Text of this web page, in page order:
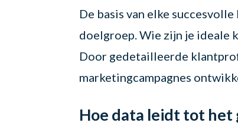
De basis van elke
doelgroep. Wie zijn je ideale
Door gedetailleerde
marketingcampagnes
Hoe data leidt tot het